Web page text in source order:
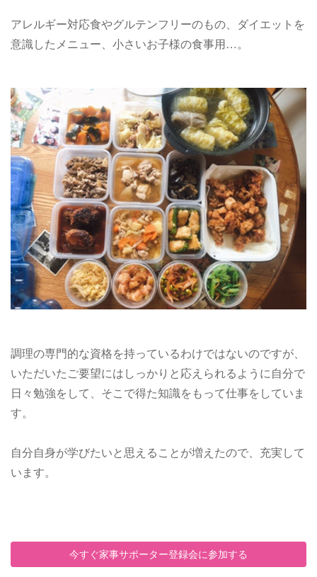
アレルギー対応食やグルテンフリーのもの、ダイエットを
意識したメニュー、小さいお子様の食事用…。
調理の専門的な資格を持っているわけではないのですが、
いただいたご要望にはしっかりと応えられるように自分で
日々勉強をして、そこで得た知識をもって仕事をしていま
す。
自分自身が学びたいと思えることが増えたので、充実して
います。
今すぐ家事サポーター登録会に参加する